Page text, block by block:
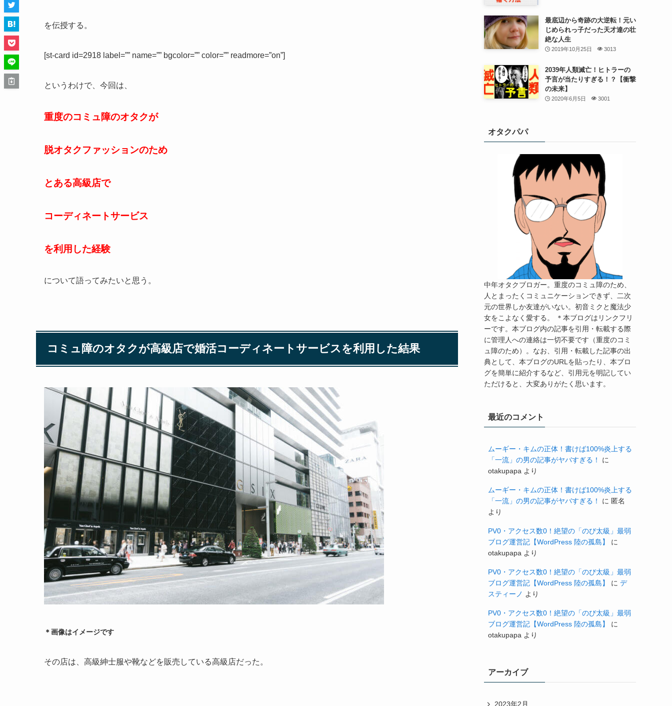
を伝授する。
[st-card id=2918 label=”” name=”” bgcolor=”” color=”” readmore=”on”]
というわけで、今回は、
重度のコミュ障のオタクが
脱オタクファッションのため
とある高級店で
コーディネートサービス
を利用した経験
について語ってみたいと思う。
コミュ障のオタクが高級店で婚活コーディネートサービスを利用した結果
＊画像はイメージです
その店は、高級紳士服や靴などを販売している高級店だった。
最底辺から奇跡の大逆転！元い
じめられっ子だった天才達の壮
絶な人生
2019年10月25日 3013
2039年人類滅亡！ヒトラーの
予言が当たりすぎる！？【衝撃
の未来】
2020年6月5日 3001
オタクパパ
中年オタクブロガー。重度のコミュ障のため、
人とまったくコミュニケーションできず、二次
元の世界しか友達がいない。初音ミクと魔法少
女をこよなく愛する。 ＊本ブログはリンクフリ
ーです。本ブログ内の記事を引用・転載する際
に管理人への連絡は一切不要です（重度のコミ
ュ障のため）。なお、引用・転載した記事の出
典として、本ブログのURLを貼ったり、本ブロ
グを簡単に紹介するなど、引用元を明記してい
ただけると、大変ありがたく思います。
最近のコメント
ムーギー・キムの正体！書けば100%炎上する
「一流」の男の記事がヤバすぎる！
に
otakupapa より
ムーギー・キムの正体！書けば100%炎上する
「一流」の男の記事がヤバすぎる！
に 匿名
より
PV0・アクセス数0！絶望の「のび太級」最弱
ブログ運営記【WordPress 陸の孤島】
に
otakupapa より
PV0・アクセス数0！絶望の「のび太級」最弱
ブログ運営記【WordPress 陸の孤島】
に デ
スティーノ より
PV0・アクセス数0！絶望の「のび太級」最弱
ブログ運営記【WordPress 陸の孤島】
に
otakupapa より
アーカイブ
2023年2月